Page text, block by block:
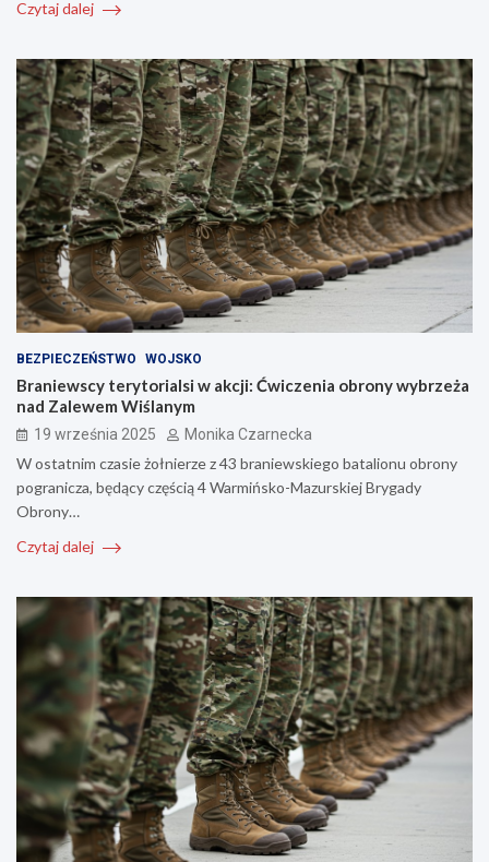
Czytaj dalej
BEZPIECZEŃSTWO WOJSKO
Braniewscy terytorialsi w akcji: Ćwiczenia obrony wybrzeża
nad Zalewem Wiślanym
19 września 2025 Monika Czarnecka
W ostatnim czasie żołnierze z 43 braniewskiego batalionu obrony
pogranicza, będący częścią 4 Warmińsko-Mazurskiej Brygady
Obrony…
Czytaj dalej